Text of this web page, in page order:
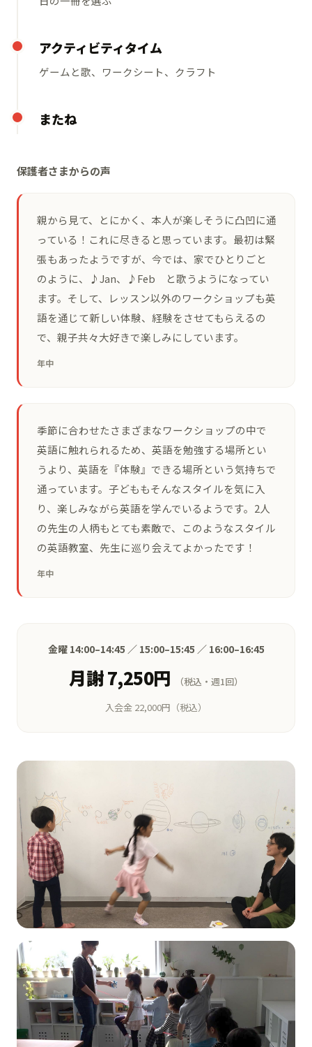
アクティビティタイム
ゲームと歌、ワークシート、クラフト
またね
保護者さまからの声
親から見て、とにかく、本人が楽しそうに凸凹に通
っている！これに尽きると思っています。最初は緊
張もあったようですが、今では、家でひとりごと
のように、♪Jan、♪Feb と歌うようになってい
ます。そして、レッスン以外のワークショップも英
語を通じて新しい体験、経験をさせてもらえるの
で、親子共々大好きで楽しみにしています。
年中
季節に合わせたさまざまなワークショップの中で
英語に触れられるため、英語を勉強する場所とい
うより、英語を『体験』できる場所という気持ちで
通っています。子どももそんなスタイルを気に入
り、楽しみながら英語を学んでいるようです。2人
の先生の人柄もとても素敵で、このようなスタイル
の英語教室、先生に巡り会えてよかったです！
年中
金曜 14:00–14:45 ／ 15:00–15:45 ／ 16:00–16:45
月謝 7,250円
（税込・週1回）
入会金 22,000円（税込）